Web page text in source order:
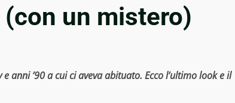
un mistero)
anni ’90 a cui ci aveva abituato. Ecco l’ultimo look e il